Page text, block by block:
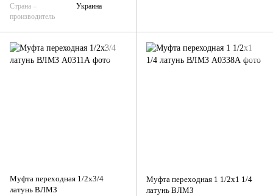
Страна –
производитель
Украина
Муфта переходная 1/2х3/4
латунь ВЛМЗ
Муфта переходная 1 1/2х1 1/4
латунь ВЛМЗ